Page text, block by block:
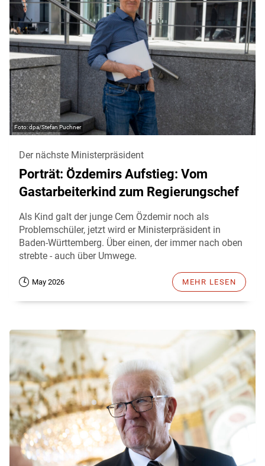
dpa/Stefan Puchner
Der nächste Ministerpräsident
Porträt: Özdemirs Aufstieg: Vom
Gastarbeiterkind zum Regierungschef
Als Kind galt der junge Cem Özdemir noch als
Problemschüler, jetzt wird er Ministerpräsident in
Baden-Württemberg. Über einen, der immer nach oben
strebte - auch über Umwege.
May 2026 MEHR LESEN